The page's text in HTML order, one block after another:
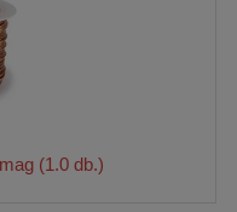
(1.0 db.)